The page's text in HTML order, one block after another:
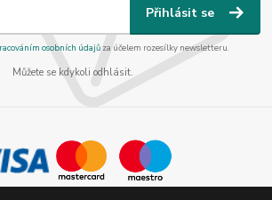
Přihlásit se
osobních údajůza účelem rozesílky newsletteru.
Můžete se kdykoli odhlásit.